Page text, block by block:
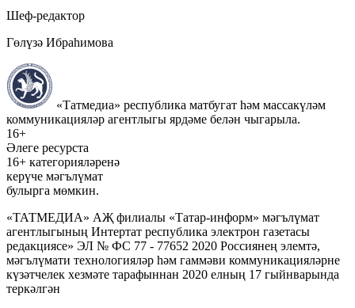
Шеф-редактор
Гөлүзә Ибраһимова
«Татмедиа» республика матбугат һәм массакүләм
коммуникацияләр агентлыгы ярдәме белән чыгарыла.
16+
Әлеге ресурста
16+ категорияләренә
керүче мәгълүмат
булырга мөмкин.
«ТАТМЕДИА» АҖ филиалы «Татар-информ» мәгълүмат
агентлыгының Интертат республика электрон газетасы
редакциясе» ЭЛ № ФС 77 - 77652 2020 Россиянең элемтә,
мәгълүмати технологияләр һәм гаммәви коммуникацияләрне
күзәтчелек хезмәте тарафыннан 2020 елның 17 гыйнварында
теркәлгән